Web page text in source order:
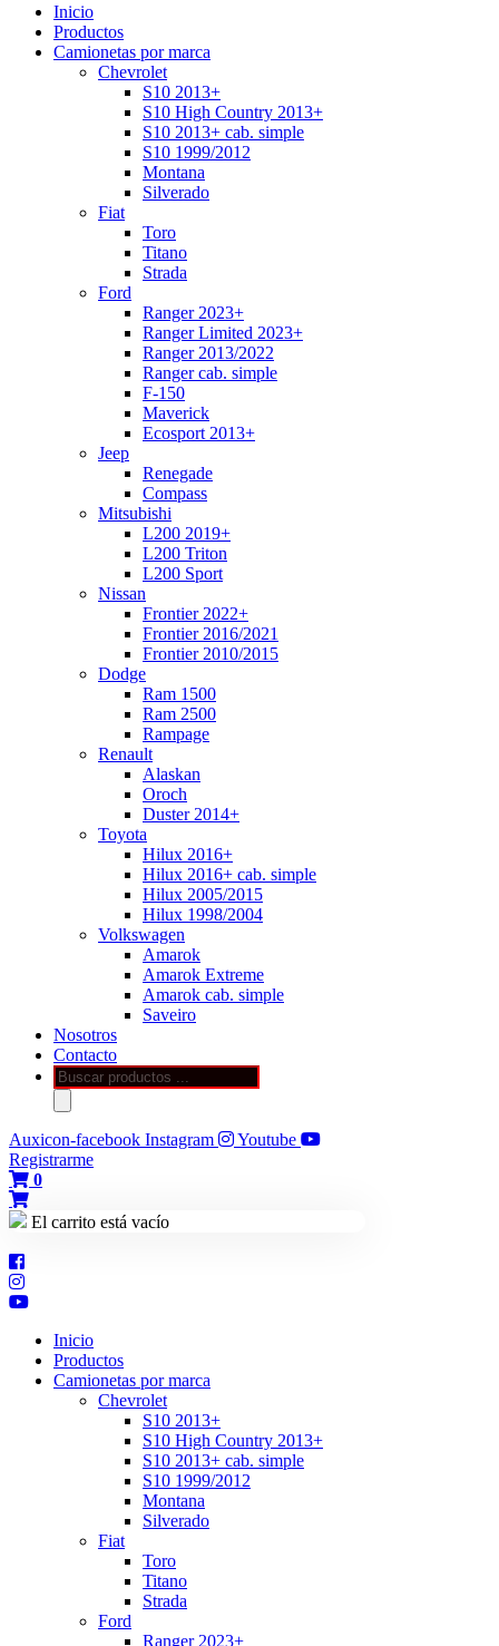
Inicio
Productos
Camionetas por marca
Chevrolet
S10 2013+
S10 High Country 2013+
S10 2013+ cab. simple
S10 1999/2012
Montana
Silverado
Fiat
Toro
Titano
Strada
Ford
Ranger 2023+
Ranger Limited 2023+
Ranger 2013/2022
Ranger cab. simple
F-150
Maverick
Ecosport 2013+
Jeep
Renegade
Compass
Mitsubishi
L200 2019+
L200 Triton
L200 Sport
Nissan
Frontier 2022+
Frontier 2016/2021
Frontier 2010/2015
Dodge
Ram 1500
Ram 2500
Rampage
Renault
Alaskan
Oroch
Duster 2014+
Toyota
Hilux 2016+
Hilux 2016+ cab. simple
Hilux 2005/2015
Hilux 1998/2004
Volkswagen
Amarok
Amarok Extreme
Amarok cab. simple
Saveiro
Nosotros
Contacto
Búsqueda
de
productos
Auxicon-facebook Instagram
Youtube
Registrarme
0
El carrito está vacío
Inicio
Productos
Camionetas por marca
Chevrolet
S10 2013+
S10 High Country 2013+
S10 2013+ cab. simple
S10 1999/2012
Montana
Silverado
Fiat
Toro
Titano
Strada
Ford
Ranger 2023+